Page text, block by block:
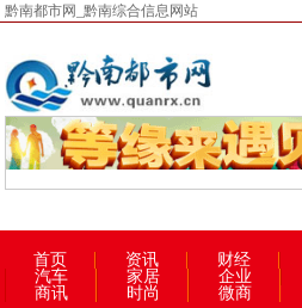
黔南都市网_黔南综合信息网站
首页 资讯 财经
汽车
家居 企业
商讯
时尚 微商